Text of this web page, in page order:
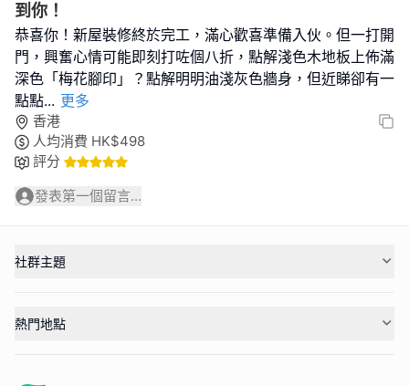
到你！
恭喜你！新屋裝修終於完工，滿心歡喜準備入伙。但一打開
門，興奮心情可能即刻打咗個八折，點解淺色木地板上佈滿
深色「梅花腳印」？點解明明油淺灰色牆身，但近睇卻有一
點點... 更多
香港
人均消費 HK$498
評分
發表第一個留言...
社群主題
熱門地點